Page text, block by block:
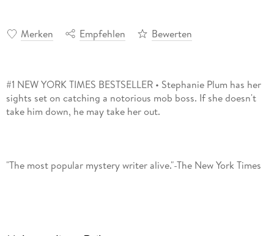
Merken Empfehlen Bewerten
#1 NEW YORK TIMES BESTSELLER • Stephanie Plum has her
sights set on catching a notorious mob boss. If she doesn't
to mess with family. But when powerful mobster Salvatore